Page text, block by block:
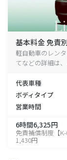
基本料金 免責
軽自動車のレン
てなどの詳細は
代表車種
ボディタイプ
営業時間
6時間6,325円
免責補償制度【K-
1,430円